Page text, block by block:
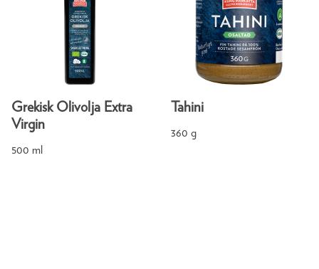
Grekisk Olivolja Extra
Virgin
500 ml
Tahini
360 g